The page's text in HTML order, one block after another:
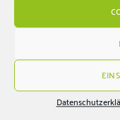
☕
1–2
Ziehzeit:8–10